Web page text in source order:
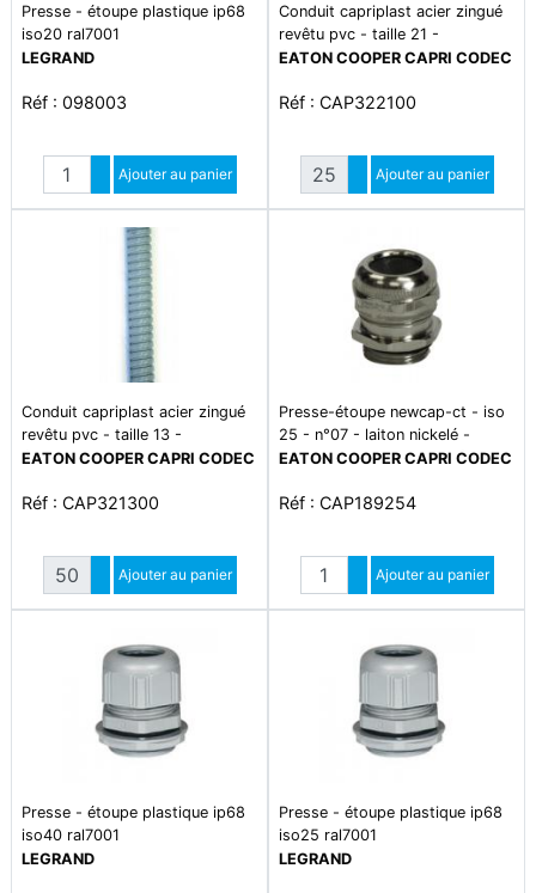
Presse - étoupe plastique ip68
iso20 ral7001
LEGRAND
Réf : 098003
Quantité
Augmenter quantité
Diminuer quantité
Ajouter au panier
Conduit capriplast acier zingué
revêtu pvc - taille 21 -
écrasement 1250 n - traction
-5°c à +60°c
EATON COOPER CAPRI CODEC
Réf : CAP322100
Quantité
Augmenter quantité
Diminuer quantité
Ajouter au panier
Conduit capriplast acier zingué
revêtu pvc - taille 13 -
écrasement 1250 n - traction
-5°c à +60°c
EATON COOPER CAPRI CODEC
Réf : CAP321300
Quantité
Augmenter quantité
Diminuer quantité
Ajouter au panier
Presse-étoupe newcap-ct - iso
25 - n°07 - laiton nickelé -
ip66/68 - plage de température
EATON COOPER CAPRI CODEC
Réf : CAP189254
Quantité
Augmenter quantité
Diminuer quantité
Ajouter au panier
Presse - étoupe plastique ip68
iso40 ral7001
LEGRAND
Presse - étoupe plastique ip68
iso25 ral7001
LEGRAND